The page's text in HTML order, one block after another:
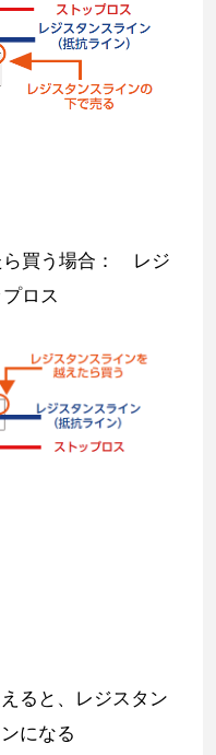
ら買う場合： レジ
ロス
ると、レジスタン
になる